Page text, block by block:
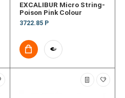
EXCALIBUR Micro String-
Poison Pink Colour
3722.85 Р